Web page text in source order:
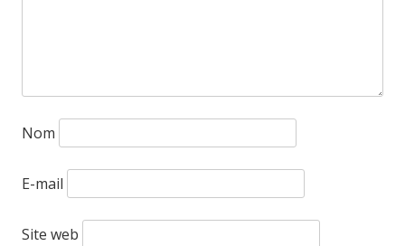
Nom
E-mail
Site web